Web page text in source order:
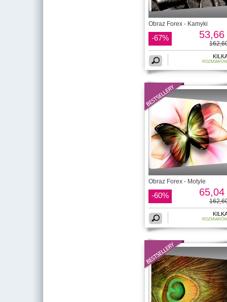
Obraz Forex - Kamyki
-67% 53,66
Obraz Forex - Motyle
-60% 65,04